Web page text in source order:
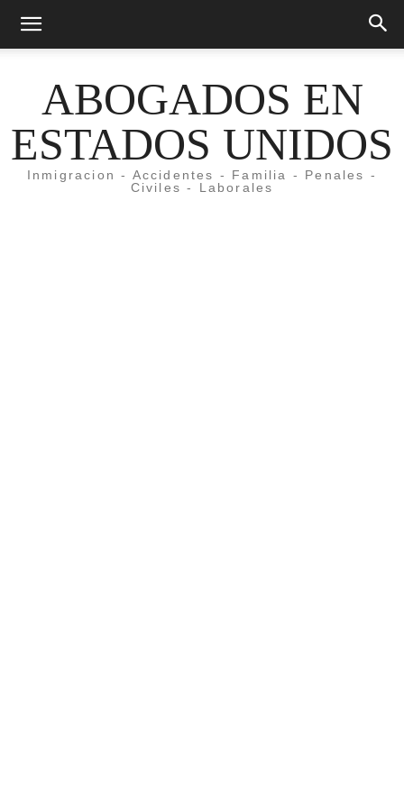
ABOGADOS EN
ESTADOS UNIDOS
Inmigracion - Accidentes - Familia - Penales -
Civiles - Laborales